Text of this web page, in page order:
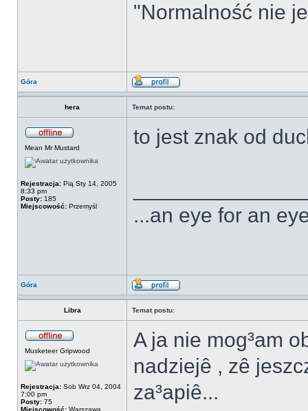
"Normalność nie
Góra
hera Temat postu:
Mean Mr Mustard
Rejestracja: Pią Sty 14, 2005
8:33 pm
Posty: 185
Miejscowość: Przemyśl
to jest znak od
...an eye for an
Góra
Libra Temat postu:
Musketeer Gripwood
Rejestracja: Sob Wrz 04, 2004
7:00 pm
Posty: 75
Miejscowość: Warszawa
A ja nie mog³am
nadziejê , zê
za³apiê...